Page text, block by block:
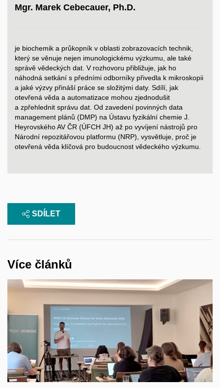
Mgr. Marek Cebecauer, Ph.D.
je biochemik a průkopník v oblasti zobrazovacích technik,
který se věnuje nejen imunologickému výzkumu, ale také
správě vědeckých dat. V rozhovoru přibližuje, jak ho
náhodná setkání s předními odborníky přivedla k mikroskopii
a jaké výzvy přináší práce se složitými daty. Sdílí, jak
otevřená věda a automatizace mohou zjednodušit
a zpřehlednit správu dat. Od zavedení povinných data
management plánů (DMP) na Ústavu fyzikální chemie J.
Heyrovského AV ČR (ÚFCH JH) až po vyvíjení nástrojů pro
Národní repozitářovou platformu (NRP), vysvětluje, proč je
otevřená věda klíčová pro budoucnost vědeckého výzkumu.
SDÍLET
Více článků